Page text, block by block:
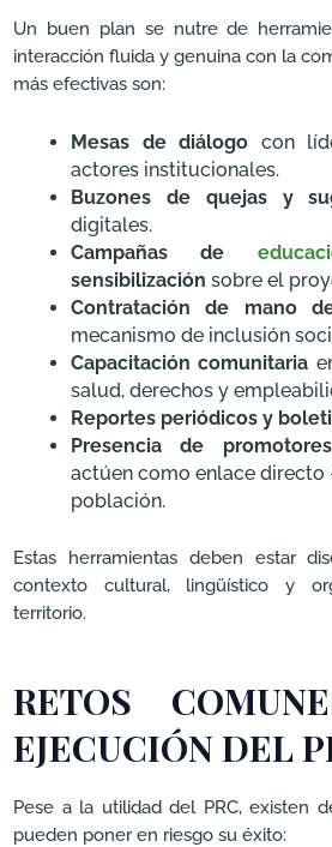
Un buen plan se nutre de
interacción fluida y genuina con la
más efectivas son:
Mesas de diálogo con
actores institucionales.
Buzones de quejas y
digitales.
Campañas de
sensibilización sobre el
Contratación de mano
mecanismo de inclusión
Capacitación comunitaria
salud, derechos y
Reportes periódicos y
Presencia de
actúen como enlace
población.
Estas herramientas deben estar
contexto cultural, lingüístico y
territorio.
RETOS
EJECUCIÓN DEL
Pese a la utilidad del PRC, existen
pueden poner en riesgo su éxito: